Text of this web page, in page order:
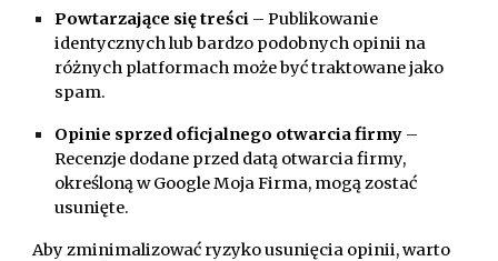
Powtarzające się treści – Publikowanie
identycznych lub bardzo podobnych opinii na
różnych platformach może być traktowane jako
spam.
Opinie sprzed oficjalnego otwarcia firmy –
Recenzje dodane przed datą otwarcia firmy,
określoną w Google Moja Firma, mogą zostać
usunięte.
Aby zminimalizować ryzyko usunięcia opinii, warto